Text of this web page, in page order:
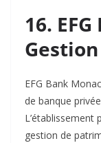
16.
EFG Bank
de banque
gestion de